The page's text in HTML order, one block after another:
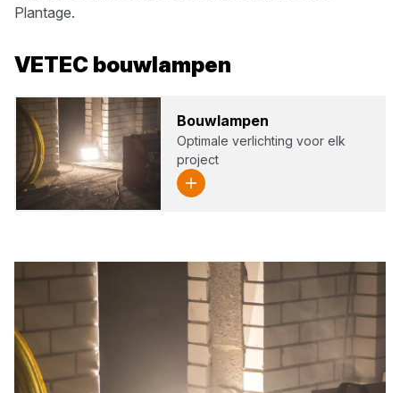
Plantage.
VETEC bouwlampen
Bouw­lam­pen
Optimale verlichting voor elk
project